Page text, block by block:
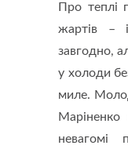
Про теплі
жартів –
завгодно,
у холоди
миле.
Маріненко
невагомі